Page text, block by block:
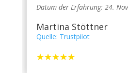
Datum der Erfahrung: 24.
Martina Stöttner
Quelle: Trustpilot
☆☆☆☆☆